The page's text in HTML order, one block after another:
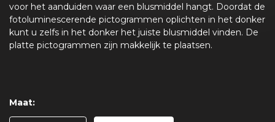
voor het aanduiden waar een blusmiddel hangt. Doordat de
fotoluminescerende pictogrammen oplichten in het donker
kunt u zelfs in het donker het juiste blusmiddel vinden. De
platte pictogrammen zijn makkelijk te plaatsen.
Maat: